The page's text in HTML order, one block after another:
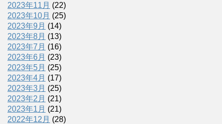
2023年11月 (22)
2023年10月 (25)
2023年9月 (14)
2023年8月 (13)
2023年7月 (16)
2023年6月 (23)
2023年5月 (25)
2023年4月 (17)
2023年3月 (25)
2023年2月 (21)
2023年1月 (21)
2022年12月 (28)